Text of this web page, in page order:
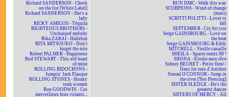
Richard SANDERSON - Check
on the list [White Label]
Richard SANDERSON - She's a
lady
RICKY AMIGOS - Téquila
RIGHTEOUS BROTHERS -
Unchained melody
Rika ZARAÏ - Hallelou
RITA MITSOUKO - Don't
forget the nite
Robert PALMER - Happiness
Rod STEWART - This old heart
of mine
ROLLING BIDOCHONS -
Jumpin' Jack Flasque
ROLLING STONES - Honky
tonk women
Ron GOODWIN - Ces
merveilleux fous volants...
RUN DMC - Walk this way
SCORPIONS - Wind of change
(maxi)
SCRITTI POLITTI - Lover to
fall
SEPTEMBER - Cry for you
Serge GAINSBOURG - Love on
the beat
Serge GAINSBOURG & Eddy
MITCHELL - Vieille canaille
SHEILA - Spacer remix 98 ²
SHONA - Elodie mon rêve
Sidney BECHET - Petite fleur /
Dans les rues d'Antibes
Sinead O'CONNOR - Jump in
the river [Test Pressing]
SISTER SLEDGE - He's the
greatest dancer
SISTERS OF MERCY - All